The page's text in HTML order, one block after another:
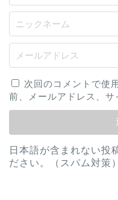
次回のコメントで使
前、メールアドレス、サ
日本語が含まれない投
ださい。（スパム対策）